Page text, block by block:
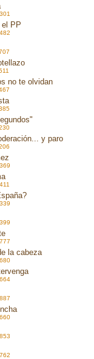
el PP
no te olvidan
y paro
la cabeza